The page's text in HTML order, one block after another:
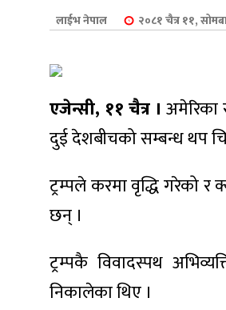
लाईभ नेपाल २०८१ चैत्र ११,
एजेन्सी, ११ चैत्र । अमेरिका
दुई देशबीचको सम्बन्ध थप
ट्रम्पले करमा वृद्धि गरेको
छन् ।
ट्रम्पकै विवादस्पथ
निकालेका थिए ।